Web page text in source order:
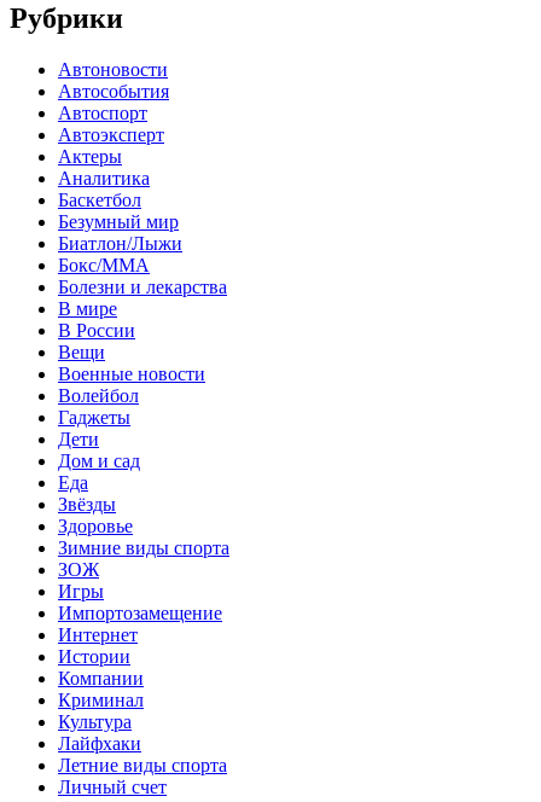
Рубрики
Автоновости
Автособытия
Автоспорт
Автоэксперт
Актеры
Аналитика
Баскетбол
Безумный мир
Биатлон/Лыжи
Бокс/MMA
Болезни и лекарства
В мире
В России
Вещи
Военные новости
Волейбол
Гаджеты
Дети
Дом и сад
Еда
Звёзды
Здоровье
Зимние виды спорта
ЗОЖ
Игры
Импортозамещение
Интернет
Истории
Компании
Криминал
Культура
Лайфхаки
Летние виды спорта
Личный счет